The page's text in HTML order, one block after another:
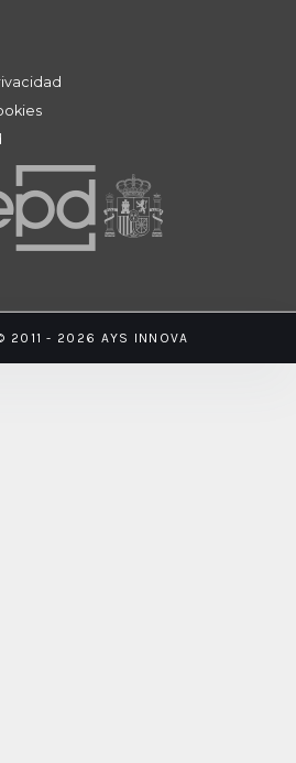
2011 - 2026 AYS INNOVA